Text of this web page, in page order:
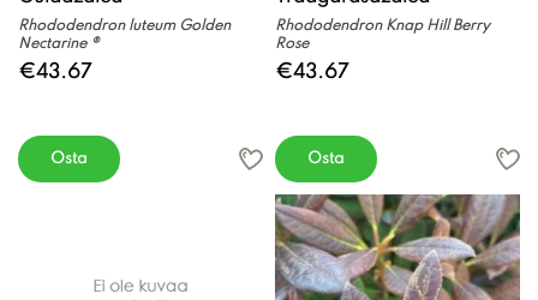
Rhododendron luteum Golden
Nectarine ®
€43.67
Osta
Rhododendron Knap Hill Berry
Rose
€43.67
Osta